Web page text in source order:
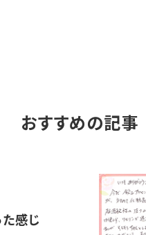
おすすめの記事
感じ